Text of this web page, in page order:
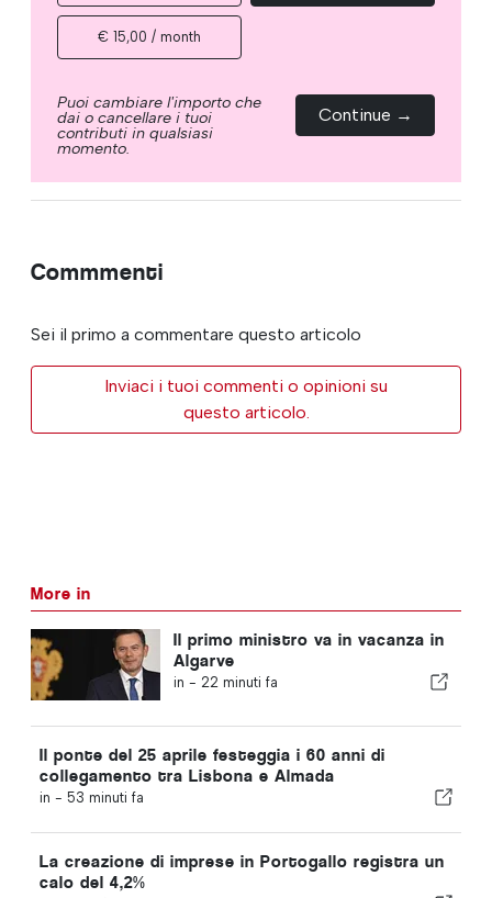
€ 15,00 / month
Puoi cambiare l'importo che
dai o cancellare i tuoi
contributi in qualsiasi
momento.
Continue →
Commmenti
Sei il primo a commentare questo articolo
Inviaci i tuoi commenti o opinioni su
questo articolo.
More in
Il primo ministro va in vacanza in
Algarve
in - 22 minuti fa
Il ponte del 25 aprile festeggia i 60 anni di
collegamento tra Lisbona e Almada
in - 53 minuti fa
La creazione di imprese in Portogallo registra un
calo del 4,2%